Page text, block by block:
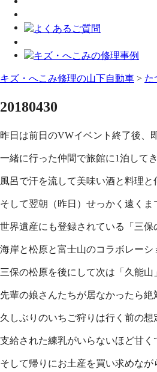
キズ・へこみ修理の山下自動車 > た
20180430
昨日は前日のVWイベント終了後、
一緒に行った仲間で旅館に1泊してき
風呂で汗を流して美味い酒と料理
そして翌朝（昨日）せっかく遠くま
世界遺産にも登録されている「三保
海岸と松原と富士山のコラボレーシ
三保の松原を後にして次は「久能山
先輩の娘さんたちが居なかったら絶
久しぶりのいちご狩りは行く前の想
支給された練乳がいらないほど甘く
そして帰りにお土産を買い求めな